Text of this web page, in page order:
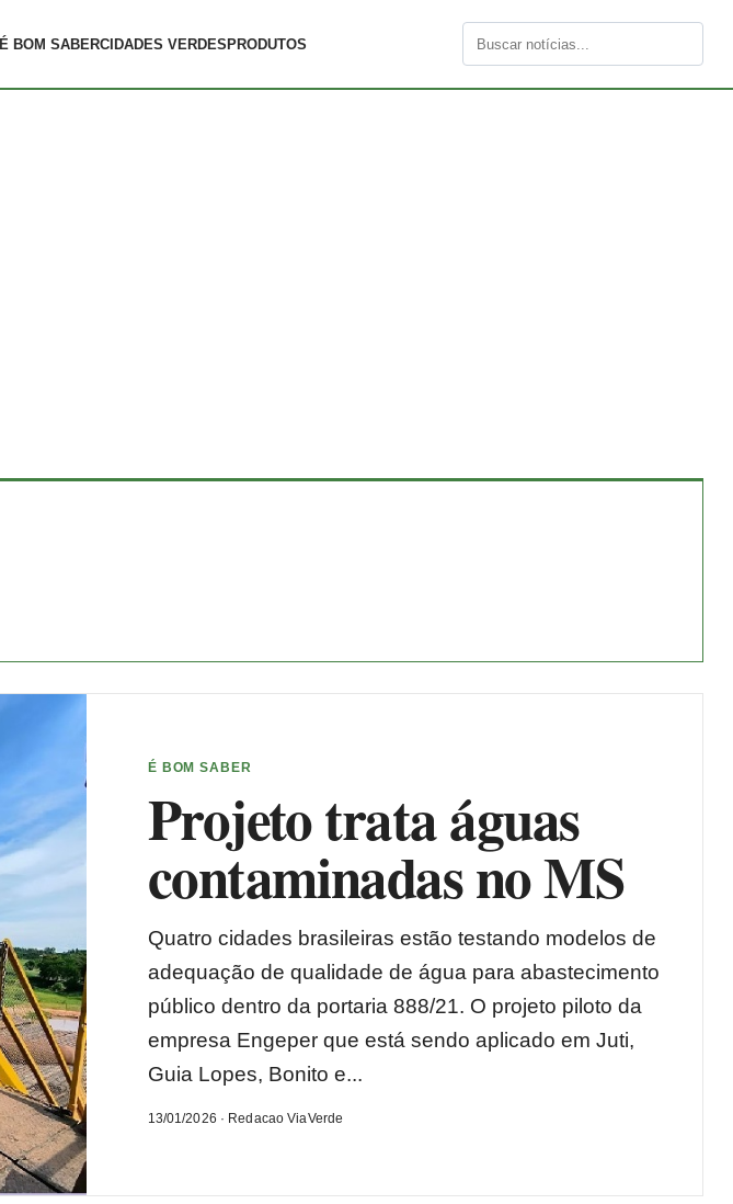
É BOM SABERCIDADES VERDES PRODUTOS
Buscar
É BOM SABER
Projeto trata águas
contaminadas no MS
Quatro cidades brasileiras estão testando modelos de
adequação de qualidade de água para abastecimento
público dentro da portaria 888/21. O projeto piloto da
empresa Engeper que está sendo aplicado em Juti,
Guia Lopes, Bonito e...
13/01/2026 · Redacao ViaVerde